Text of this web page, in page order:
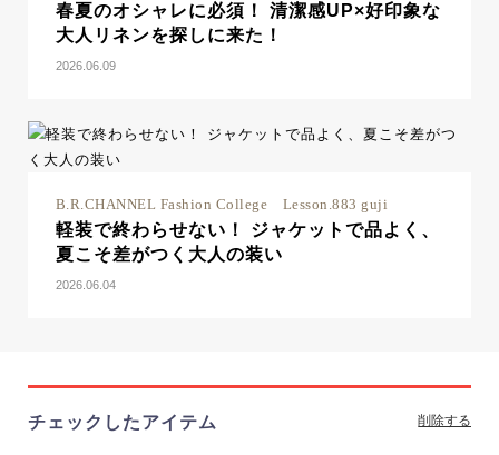
春夏のオシャレに必須！ 清潔感UP×好印象な
大人リネンを探しに来た！
2026.06.09
B.R.CHANNEL Fashion College Lesson.883 guji
軽装で終わらせない！ ジャケットで品よく、
夏こそ差がつく大人の装い
2026.06.04
チェックしたアイテム 削除する